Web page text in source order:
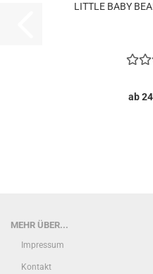
LITTLE BABY
ab
MEHR ÜBER...
Impressum
Kontakt